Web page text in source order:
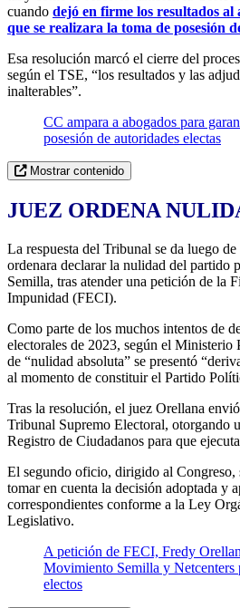
cuando dejó en firme los resultados
que se realizara la toma de posesión
Esa resolución marcó el cierre del
según el TSE, “los resultados y las
inalterables”.
CC ampara a abogados para
posesión de autoridades electas
Mostrar contenido
JUEZ ORDENA
La respuesta del Tribunal se da luego
ordenara declarar la nulidad del partido
Semilla, tras atender una petición de la
Impunidad (FECI).
Como parte de los muchos intentos de
electorales de 2023, según el
de “nulidad absoluta” se presentó
al momento de constituir el Partido
Tras la resolución, el juez Orellana
Tribunal Supremo Electoral, otorgando
Registro de Ciudadanos para que
El segundo oficio, dirigido al Congreso,
tomar en cuenta la decisión adoptada y
correspondientes conforme a la Ley
Legislativo.
A petición de FECI, Fredy
Movimiento Semilla y Netcenters
electos